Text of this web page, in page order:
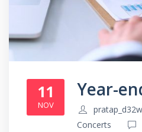
11
NOV
Year-
Concerts